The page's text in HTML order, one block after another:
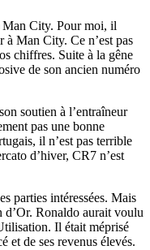
Man City. Pour moi, il
à Man City. Ce n’est pas
chiffres. Suite à la gêne
de son ancien numéro
soutien à l’entraîneur
pas une bonne
il n’est pas terrible
d’hiver, CR7 n’est
parties intéressées. Mais
d’Or. Ronaldo aurait voulu
Il était méprisé
et de ses revenus élevés.